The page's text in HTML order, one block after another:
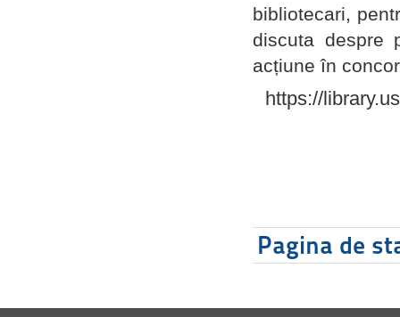
bibliotecari,
discuta despre
acțiune în
https://
Pagina de